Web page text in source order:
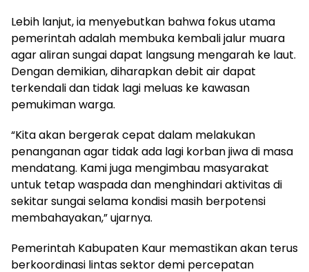
Lebih lanjut, ia menyebutkan bahwa fokus utama
pemerintah adalah membuka kembali jalur muara
agar aliran sungai dapat langsung mengarah ke laut.
Dengan demikian, diharapkan debit air dapat
terkendali dan tidak lagi meluas ke kawasan
pemukiman warga.
“Kita akan bergerak cepat dalam melakukan
penanganan agar tidak ada lagi korban jiwa di masa
mendatang. Kami juga mengimbau masyarakat
untuk tetap waspada dan menghindari aktivitas di
sekitar sungai selama kondisi masih berpotensi
membahayakan,” ujarnya.
Pemerintah Kabupaten Kaur memastikan akan terus
berkoordinasi lintas sektor demi percepatan